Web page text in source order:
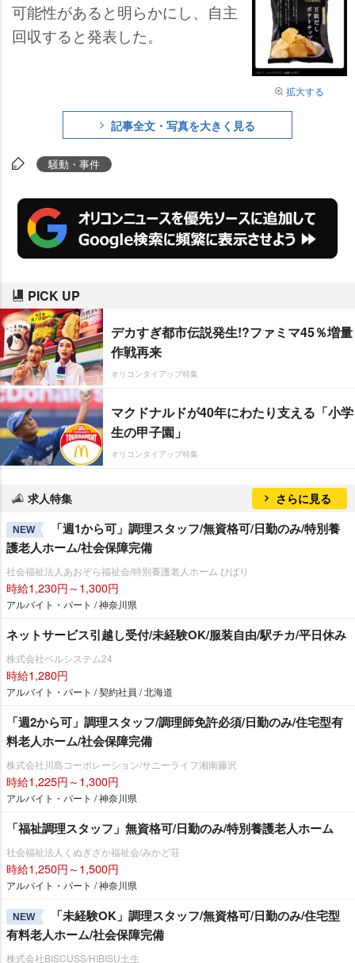
拡大する
可能性があると明らかにし、自主
回収すると発表した。
記事全文・写真を大きく見る
騒動・事件
PICK UP
デカすぎ都市伝説発生!?ファミマ45％増量
作戦再来
オリコンタイアップ特集
マクドナルドが40年にわたり支える「小学
生の甲子園」
オリコンタイアップ特集
求人特集 さらに見る
NEW
「週1から可」調理スタッフ/無資格可/日勤のみ/特別養
護老人ホーム/社会保障完備
社会福祉法人あおぞら福祉会/特別養護老人ホーム ひばり
時給1,230円～1,300円
アルバイト・パート / 神奈川県
ネットサービス引越し受付/未経験OK/服装自由/駅チカ/平日休み
株式会社ベルシステム24
時給1,280円
アルバイト・パート / 契約社員 / 北海道
「週2から可」調理スタッフ/調理師免許必須/日勤のみ/住宅型有
料老人ホーム/社会保障完備
株式会社川島コーポレーション/サニーライフ湘南藤沢
時給1,225円～1,300円
アルバイト・パート / 神奈川県
「福祉調理スタッフ」無資格可/日勤のみ/特別養護老人ホーム
社会福祉法人くぬぎざか福祉会/みかど荘
時給1,250円～1,500円
アルバイト・パート / 神奈川県
NEW
「未経験OK」調理スタッフ/無資格可/日勤のみ/住宅型
有料老人ホーム/社会保障完備
株式会社BISCUSS/HIBISU土生